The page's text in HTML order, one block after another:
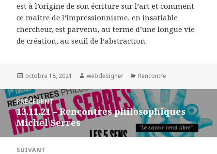
est à l’origine de son écriture sur l’art et comment
ce maître de l’impressionnisme, en insatiable
chercheur, est parvenu, au terme d’une longue vie
de création, au seuil de l’abstraction.
Publié
octobre 18, 2021 Auteur
webdesigner Catégories
Rencontre
Navigation
de
l’article
PRÉCÉDENT
Article
précédent :
13.11.21 – Rencontres philosophiques
Michel Serres
SUIVANT